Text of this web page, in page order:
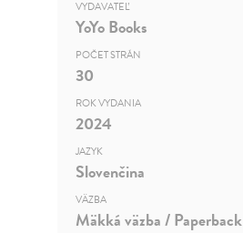
VYDAVATEĽ
YoYo Books
POČET STRÁN
30
ROK VYDANIA
2024
JAZYK
Slovenčina
VÄZBA
Mäkká väzba / Paperback